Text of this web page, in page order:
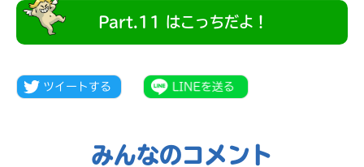
Part.11 はこっちだよ！
みんなのコメント